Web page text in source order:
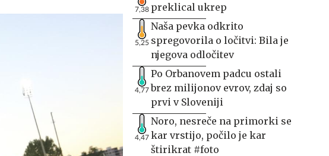
7,38 preklical ukrep
5,25
Naša pevka odkrito
spregovorila o ločitvi: Bila je
njegova odločitev
4,77
Po Orbanovem padcu ostali
brez milijonov evrov, zdaj so
prvi v Sloveniji
4,47
Noro, nesreče na primorki se
kar vrstijo, počilo je kar
štirikrat #foto